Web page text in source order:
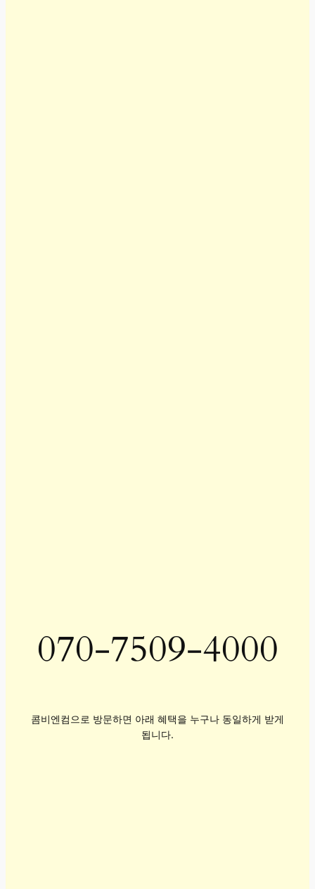
070-7509-4000
콤비엔컴으로 방문하면 아래 혜택을 누구나 동일하게 받게
됩니다.